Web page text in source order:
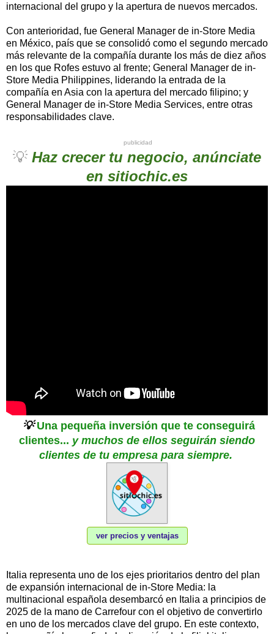
internacional del grupo y la apertura de nuevos mercados.
Con anterioridad, fue General Manager de in-Store Media
en México, país que se consolidó como el segundo mercado
más relevante de la compañía durante los más de diez años
en los que Rofes estuvo al frente; General Manager de in-
Store Media Philippines, liderando la entrada de la
compañía en Asia con la apertura del mercado filipino; y
General Manager de in-Store Media Services, entre otras
responsabilidades clave.
publicidad
💡 Haz crecer tu negocio, anúnciate
en sitiochic.es
💡Una pequeña inversión que te conseguirá
clientes... y muchos de ellos seguirán siendo
clientes de tu empresa para siempre.
ver precios y ventajas
Italia representa uno de los ejes prioritarios dentro del plan
de expansión internacional de in-Store Media: la
multinacional española desembarcó en Italia a principios de
2025 de la mano de Carrefour con el objetivo de convertirlo
en uno de los mercados clave del grupo. En este contexto,